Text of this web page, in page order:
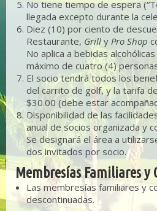
No tiene tiempo de espera
llegada excepto durante la
Diez (10) por ciento de
Restaurante, Grill y Pro Shop
No aplica a bebidas
máximo de cuatro (4)
El socio tendrá todos los
del carrito de golf, y la tarifa
$30.00 (debe estar
Disponibilidad de las
anual de socios organizada y
Se designará el área a
dos invitados por socio.
Membresías Familiares y
Las membresías familiares y
descontinuadas.